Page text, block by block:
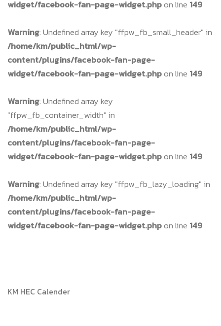
widget/facebook-fan-page-widget.phpon line 149
Warning: Undefined array key "ffpw_fb_small_header" in
/home/km/public_html/wp-
content/plugins/facebook-fan-page-
widget/facebook-fan-page-widget.phpon line 149
Warning: Undefined array key
"ffpw_fb_container_width" in
/home/km/public_html/wp-
content/plugins/facebook-fan-page-
widget/facebook-fan-page-widget.phpon line 149
Warning: Undefined array key "ffpw_fb_lazy_loading" in
/home/km/public_html/wp-
content/plugins/facebook-fan-page-
widget/facebook-fan-page-widget.phpon line 149
KM HEC Calender